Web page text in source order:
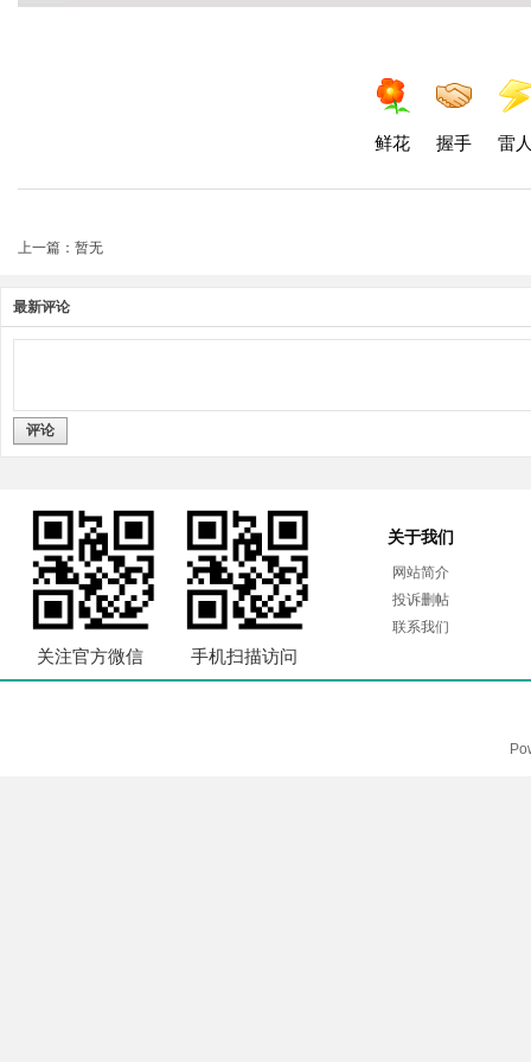
鲜花 握手 雷
上一篇：暂无
最新评论
评论
关注官方微信 手机扫描访问
关于我们
网站简介
投诉删帖
联系我们